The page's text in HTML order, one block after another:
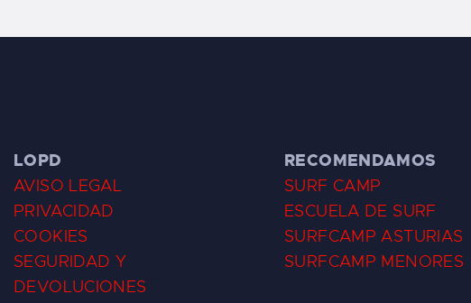
LOPD
AVISO LEGAL
PRIVACIDAD
COOKIES
SEGURIDAD Y
DEVOLUCIONES
RECOMENDAMOS
SURF CAMP
ESCUELA DE SURF
SURFCAMP ASTURIAS
SURFCAMP MENORES